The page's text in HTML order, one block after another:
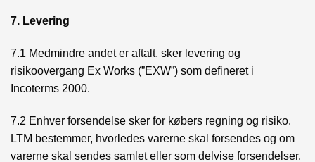
7. Levering
7.1 Medmindre andet er aftalt, sker levering og
risikoovergang Ex Works (”EXW”) som defineret i
Incoterms 2000.
7.2 Enhver forsendelse sker for købers regning og risiko.
LTM bestemmer, hvorledes varerne skal forsendes og om
varerne skal sendes samlet eller som delvise forsendelser.